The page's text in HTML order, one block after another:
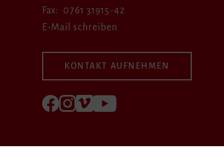
Fax
0761 31915-42
E-Mail schreiben
KONTAKT AUFNEHMEN
Folgen Sie uns auf Facebook
Folgen Sie uns auf Instagram
Besuchen Sie uns bei Vimeo
Besuchen Sie uns bei youtube